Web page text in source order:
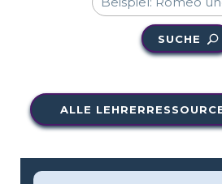
SUCHE
ALLE